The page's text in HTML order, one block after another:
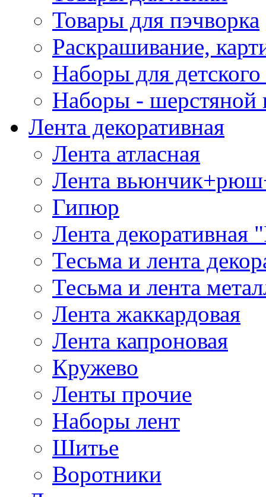
Товары для пэчворка
Раскрашивание,
Наборы для
Наборы - шерстяной
Лента декоративная
Лента атласная
Лента
Гипюр
Лента декоративная
Тесьма и лента
Тесьма и лента
Лента жаккардовая
Лента капроновая
Кружево
Ленты прочие
Наборы лент
Шитье
Воротники